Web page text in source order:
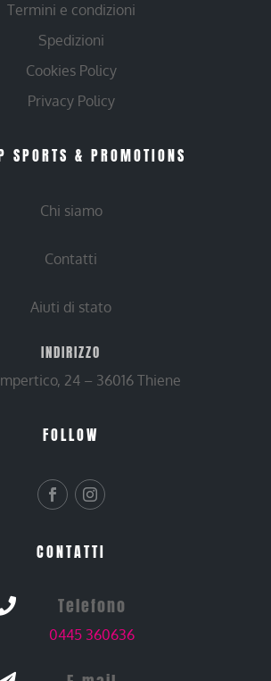
Termini e condizioni
Spedizioni
Cookies Policy
Privacy Policy
SPORTS & PROMOTIONS
Chi siamo
Contatti
Aiuti di stato
INDIRIZZO
24 – 36016 Thiene
FOLLOW
CONTATTI
Telefono
0445 360636